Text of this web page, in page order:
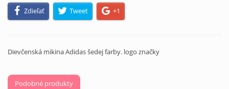
Zdieľať Tweet +1
Dievčenská mikina Adidas šedej farby. logo značky
Podobné produkty